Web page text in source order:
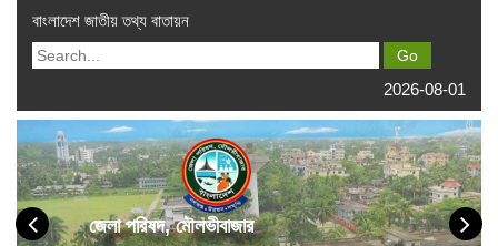
বাংলাদেশ জাতীয় তথ্য বাতায়ন
2026-08-01
জেলা পরিষদ, মৌলভীবাজার